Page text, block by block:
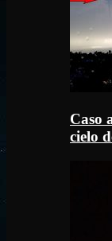
Caso
cielo